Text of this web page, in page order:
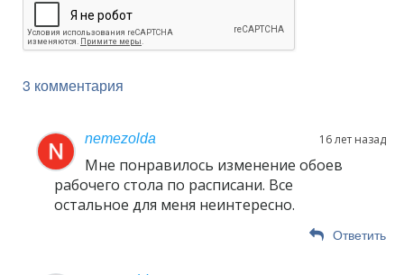
3 комментария
nemezolda 16 лет назад
Мне понравилось изменение обоев
рабочего стола по расписани. Все
остальное для меня неинтересно.
Ответить